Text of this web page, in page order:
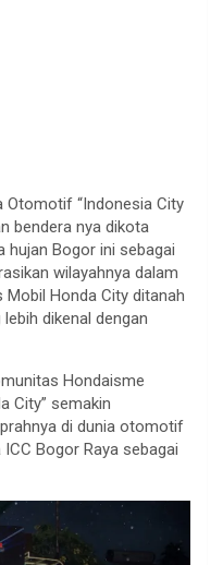
Otomotif “Indonesia City
bendera nya dikota
hujan Bogor ini sebagai
wilayahnya dalam
Honda City ditanah
dikenal dengan
Hondaisme
City” semakin
di dunia otomotif
Bogor Raya sebagai